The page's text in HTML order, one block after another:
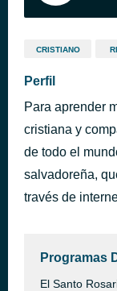
CRISTIANO
Perfil
Para aprender
cristiana y
de todo el
salvadoreña,
través de
Programas
El Santo